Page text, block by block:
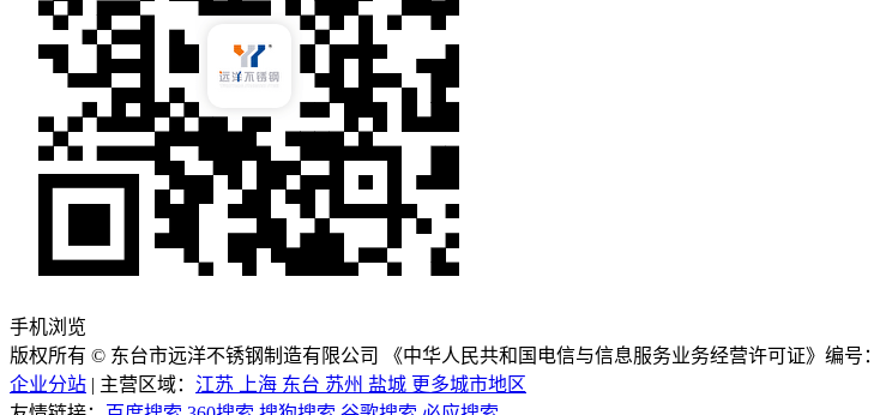
手机浏览
版权所有 © 东台市远洋不锈钢制造有限公司 《中华人民共和国电信与信息服务业务经营许可证》编号：
企业分站 | 主营区域： 江苏 上海 东台 苏州 盐城 更多城市地区